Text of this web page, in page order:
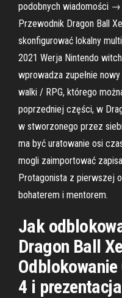
podobnych wiadomości →
Przewodnik Dragon Ball
skonfigurować lokalny
2021 Werja Nintendo
wprowadza zupełnie
walki / RPG, którego
poprzedniej części, w
w stworzonego przez
ma być uratowanie osi
mogli zaimportować
Protagonista z pierwszej
bohaterem i mentorem.
Jak
Dragon Ball
Odblokowanie
4 i